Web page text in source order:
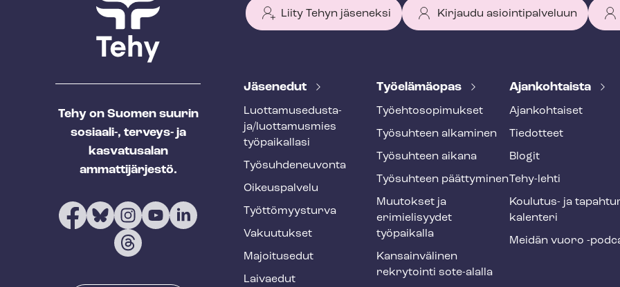
Tehy on Suomen suurin
sosiaali-, terveys- ja
kasvatusalan
ammattijärjestö.
Liity Tehyn jäseneksi Kirjaudu asiointipalveluun
T
h
y
f
o
o
t
e
r
Jäsenedut
Luot­ta­muse­dus­ta­
ja/luottamusmies
työpaikallasi
Työ­suh­de­neu­von­ta
Oikeuspalvelu
Työt­tö­myys­tur­va
Vakuutukset
Majoitusedut
Laivaedut
Työelämäopas
Työ­eh­to­so­pi­muk­set
Työsuhteen alkaminen
Työsuhteen aikana
Työsuhteen päättyminen
Muutokset ja
erimielisyydet
työpaikalla
Kansainvälinen
rekrytointi sote-alalla
Ajankohtaista
Ajankohtaiset
Tiedotteet
Blogit
Tehy-lehti
Koulutus- ja
ka­len­te­ri
Meidän vuoro -